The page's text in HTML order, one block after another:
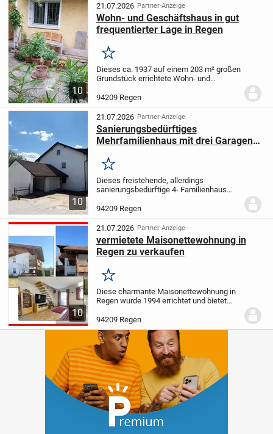
10
21.07.2026 Partner-Anzeige
Wohn- und Geschäftshaus in gut
frequentierter Lage in Regen
Merken
Dieses ca. 1937 auf einem 203 m² großen
Grundstück errichtete Wohn- und
flexiblen Nutzungsmöglichkeiten. Mit
einer Gesamtwohnfläche von ca. 212 m²
und einer Gewerbeflä...
94209 Regen
10
21.07.2026 Partner-Anzeige
Sanierungsbedürftiges
Mehrfamilienhaus mit drei Garagen
Merken
Dieses freistehende, allerdings
sanierungsbedürftige 4- Familienhaus
mit handwerklichem Geschick. Die 2 - 4
Zimmer Wohnungen sind jeweils durch
das saubere...
94209 Regen
10
21.07.2026 Partner-Anzeige
vermietete Maisonettewohnung in
Regen zu verkaufen
Merken
Diese charmante Maisonettewohnung in
Regen wurde 1994 errichtet und bietet
Wohnung erstreckt sich über zwei
Geschosse und verfügt über zwei
Zimmer, darunter ein...
94209 Regen